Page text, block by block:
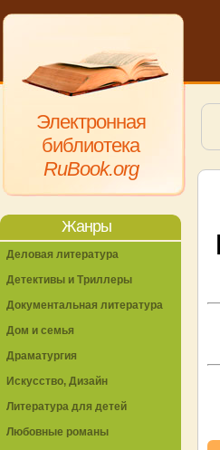
Электронная
библиотека
RuBook.org
Жанры
Деловая литература
Детективы и Триллеры
Документальная литература
Дом и семья
Драматургия
Искусство, Дизайн
Литература для детей
Любовные романы